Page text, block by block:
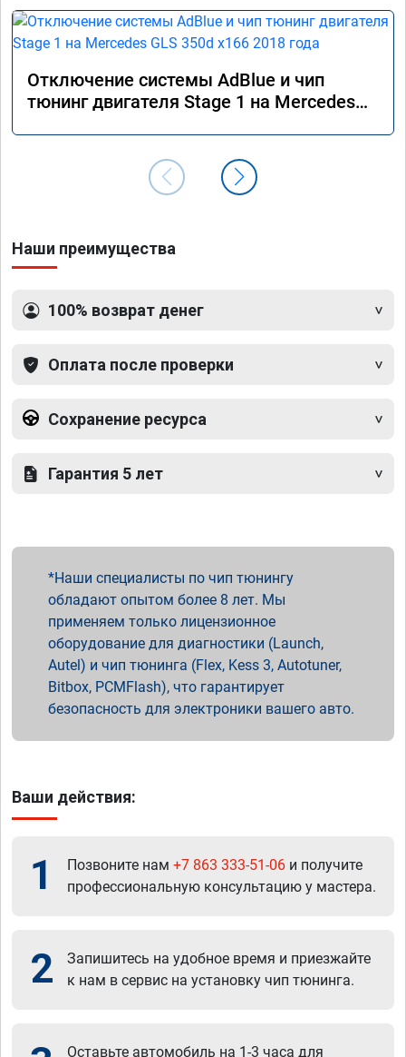
Отключение системы AdBlue и чип
тюнинг двигателя Stage 1 на Mercedes
Наши преимущества
100% возврат денег
Оплата после проверки
Сохранение ресурса
Гарантия 5 лет
Наши специалисты по чип тюнингу
обладают опытом более 8 лет. Мы
применяем только лицензионное
оборудование для диагностики (Launch,
Autel) и чип тюнинга (Flex, Kess 3, Autotuner,
Bitbox, PCMFlash), что гарантирует
безопасность для электроники вашего авто.
Ваши действия:
1 Позвоните нам +7 863 333-51-06 и получите
профессиональную консультацию у мастера.
2
Запишитесь на удобное время и приезжайте
к нам в сервис на установку чип тюнинга.
Оставьте автомобиль на 1-3 часа для